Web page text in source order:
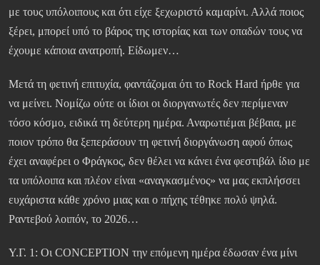
με τους υπόλοιπους και ότι είχε ξεχωριστό καμαρίνι. Αλλά ποιος
ξέρει, μπορεί υπό το βάρος της ιστορίας και των οπαδών τους να
έχουμε κάποια ανατροπή. Είδωμεν…
Μετά τη φετινή επιτυχία, φαντάζομαι ότι το Rock Hard ήρθε για
να μείνει. Νομίζω ούτε οι ίδιοι οι διοργανωτές δεν περίμεναν
τόσο κόσμο, ειδικά τη δεύτερη ημέρα. Αναρωτιέμαι βέβαια, με
ποιον τρόπο θα ξεπεράσουν τη φετινή διοργάνωση αφού όπως
έχει αναφέρει ο Φράγκος, δεν θέλει να κάνει ένα φεστιβάλ ίδιο με
τα υπόλοιπα και πλέον είναι «αναγκασμένος» να μας εκπλήσσει
ευχάριστα κάθε χρόνο μιας και ο πήχης τέθηκε πολύ ψηλά.
Ραντεβού λοιπόν, το 2026…
Υ.Γ. 1: Οι CONCEPTION την επόμενη ημέρα έδωσαν ένα μίνι